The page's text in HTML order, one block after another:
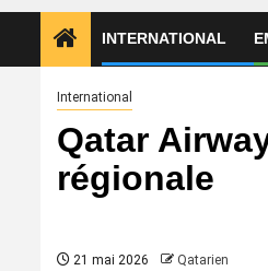
INTERNATIONAL
International
Qatar
régionale
21 mai 2026 Qatarien